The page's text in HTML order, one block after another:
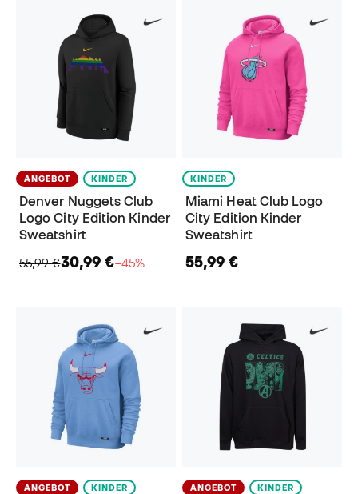
ANGEBOT KINDER
Denver Nuggets Club
Logo City Edition Kinder
Sweatshirt
55,99 €30,99 €−45%
KINDER
Miami Heat Club Logo
City Edition Kinder
Sweatshirt
55,99 €
ANGEBOT KINDER ANGEBOT KINDER